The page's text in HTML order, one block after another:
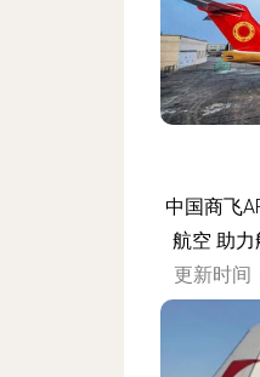
中国商飞
航空 助
更新时间